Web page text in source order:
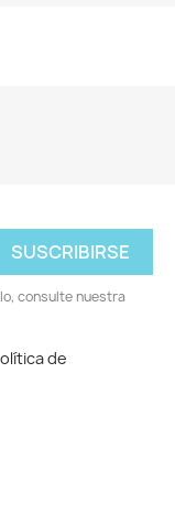
consulte nuestra
de